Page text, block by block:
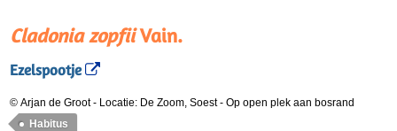
Cladonia zopfiiVain.
Ezelspootje
© Arjan de Groot- Locatie: De Zoom, Soest- Op open plek aan bosrand
Habitus